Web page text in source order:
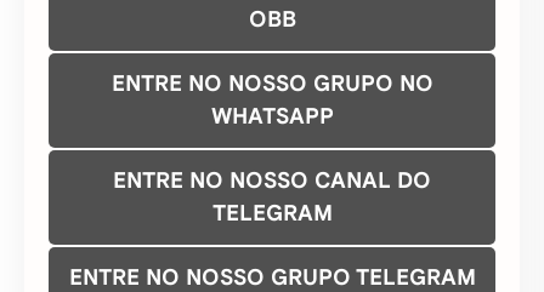
OBB
ENTRE NO NOSSO GRUPO NO
WHATSAPP
ENTRE NO NOSSO CANAL DO
TELEGRAM
ENTRE NO NOSSO GRUPO TELEGRAM